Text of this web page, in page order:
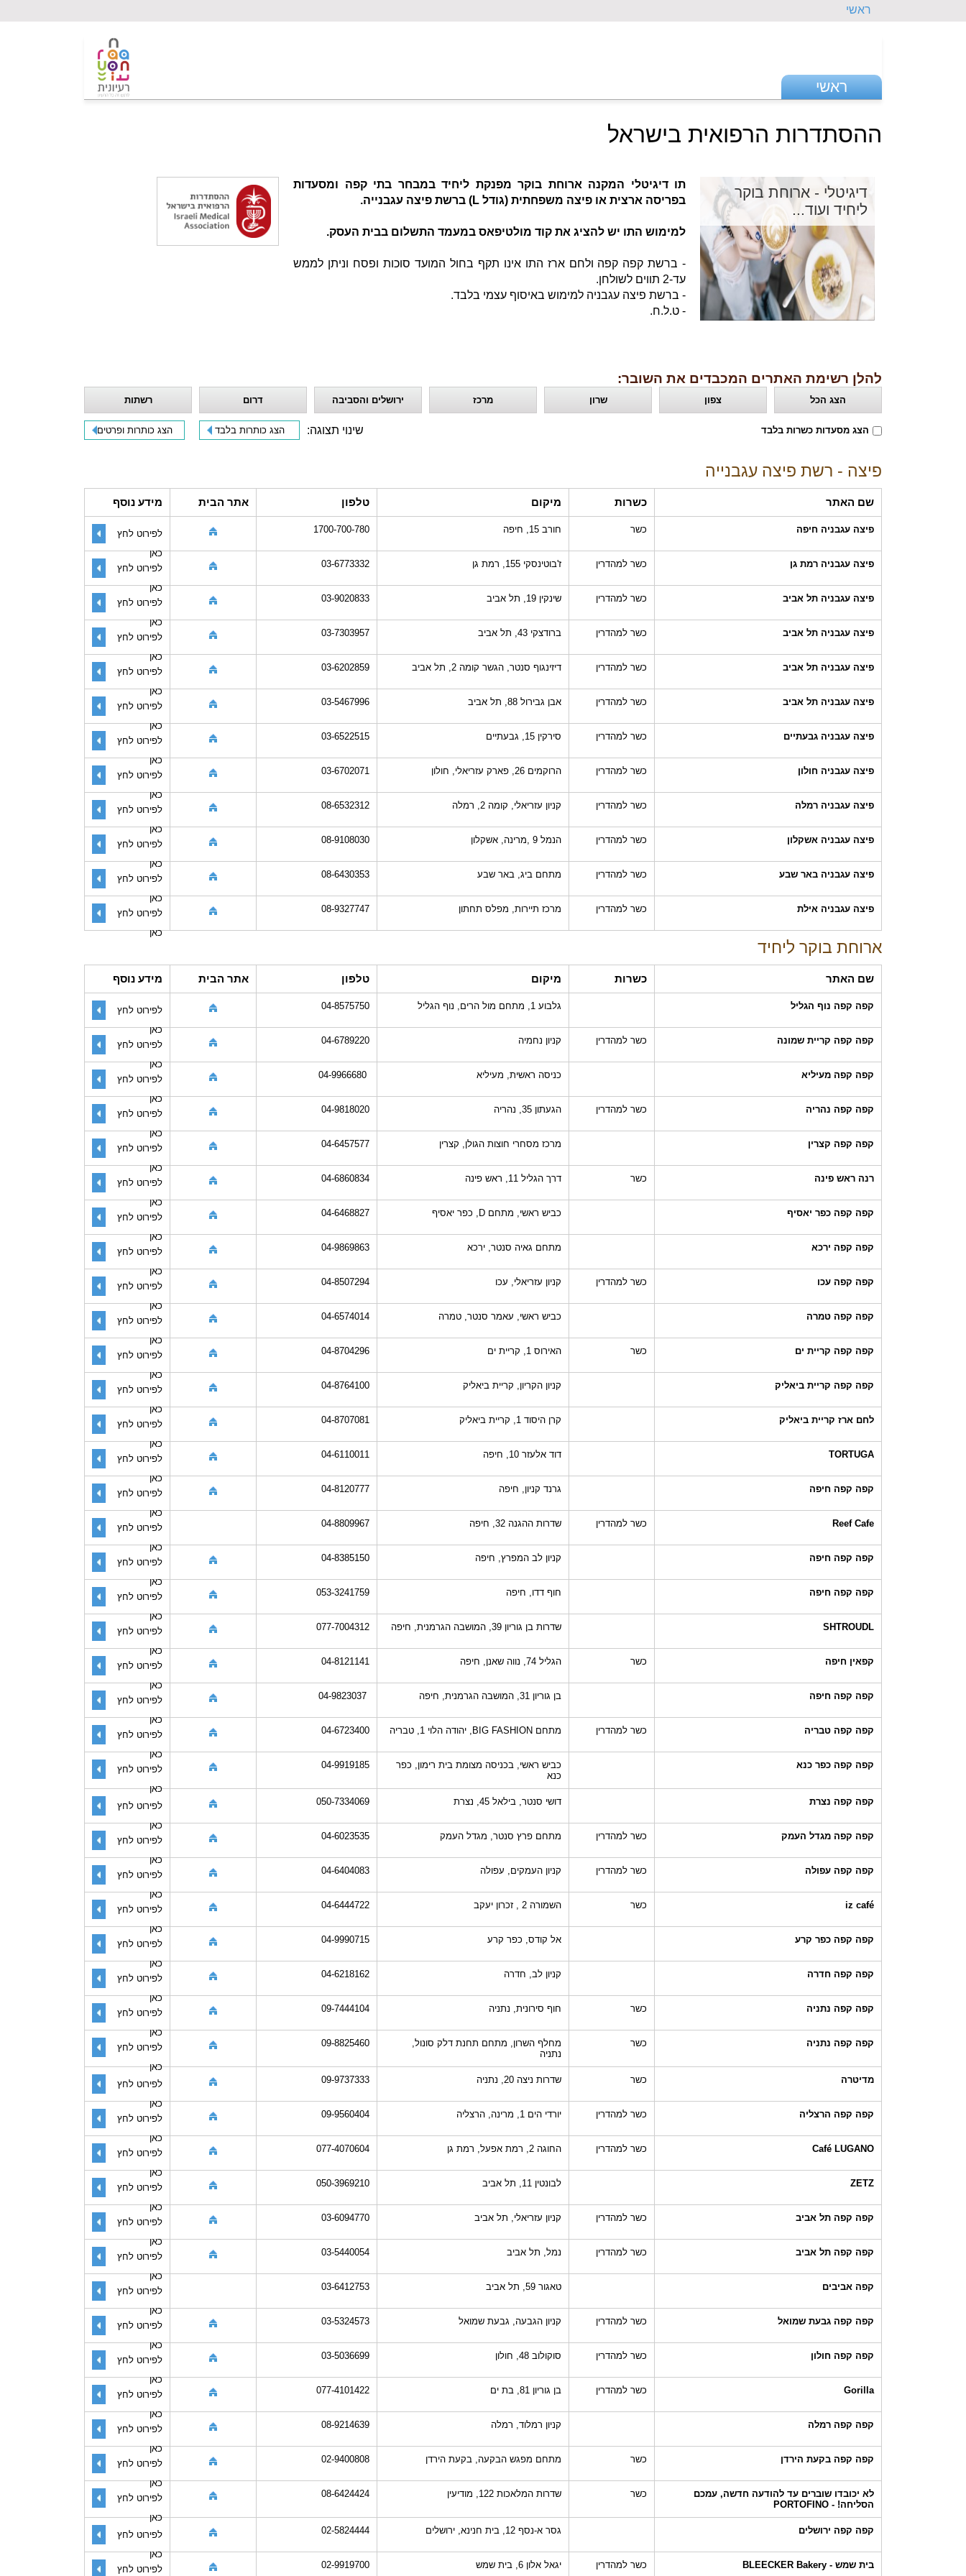
ראשי
ראשי
ההסתדרות הרפואית בישראל
דיגיטלי - ארוחת בוקר
ליחיד ועוד...
תו דיגיטלי המקנה ארוחת בוקר מפנקת ליחיד במבחר בתי קפה ומסעדות
בפריסה ארצית או פיצה משפחתית (גודל L) ברשת פיצה עגבנייה.
למימוש התו יש להציג את קוד מולטיפאס במעמד התשלום בבית העסק.
- ברשת קפה קפה ולחם ארז התו אינו תקף בחול המועד סוכות ופסח וניתן לממש
עד-2 תווים לשולחן.
- ברשת פיצה עגבניה למימוש באיסוף עצמי בלבד.
- ט.ל.ח.
להלן רשימת האתרים המכבדים את השובר:
הצג הכל צפון שרון מרכז ירושלים והסביבה דרום רשתות
הצג מסעדות כשרות בלבד שינוי תצוגה: הצג כותרות בלבד הצג כותרות ופרטים
פיצה - רשת פיצה עגבנייה
שם האתר כשרות מיקום טלפון אתר הבית מידע נוסף
פיצה עגבניה חיפה כשר חורב 15, חיפה 1700-700-780
לפירוט לחץ
כאן
פיצה עגבניה רמת גן
כשר למהדרין ז'בוטינסקי 155, רמת גן 03-6773332
לפירוט לחץ
כאן
פיצה עגבניה תל אביב
כשר למהדרין שינקין 19, תל אביב 03-9020833
לפירוט לחץ
כאן
פיצה עגבניה תל אביב
כשר למהדרין ברודצקי 43, תל אביב 03-7303957
לפירוט לחץ
כאן
פיצה עגבניה תל אביב
כשר למהדרין דיזינגוף סנטר, הגשר קומה 2, תל אביב 03-6202859
לפירוט לחץ
כאן
פיצה עגבניה תל אביב
כשר למהדרין אבן גבירול 88, תל אביב 03-5467996
לפירוט לחץ
כאן
פיצה עגבניה גבעתיים
כשר למהדרין סירקין 15, גבעתיים 03-6522515
לפירוט לחץ
כאן
פיצה עגבניה חולון
כשר למהדרין הרוקמים 26, פארק עזריאלי, חולון 03-6702071
לפירוט לחץ
כאן
פיצה עגבניה רמלה
כשר למהדרין קניון עזריאלי, קומה 2, רמלה 08-6532312
לפירוט לחץ
כאן
פיצה עגבניה אשקלון
כשר למהדרין הנמל 9 ,מרינה, אשקלון 08-9108030
לפירוט לחץ
כאן
פיצה עגבניה באר שבע
כשר למהדרין מתחם ביג, באר שבע 08-6430353
לפירוט לחץ
כאן
פיצה עגבניה אילת
כשר למהדרין מרכז תיירות, מפלס תחתון 08-9327747
לפירוט לחץ
כאן
ארוחת בוקר ליחיד
שם האתר כשרות מיקום טלפון אתר הבית מידע נוסף
קפה קפה נוף הגליל גלבוע 1, מתחם מול הרים, נוף הגליל 04-8575750
לפירוט לחץ
כאן
קפה קפה קריית שמונה
כשר למהדרין קניון נחמיה 04-6789220
לפירוט לחץ
כאן
קפה קפה מעיליא
כניסה ראשית, מעיליא
לפירוט לחץ
כאן
קפה קפה נהריה
כשר למהדרין הגעתון 35, נהריה 04-9818020
לפירוט לחץ
כאן
קפה קפה קצרין
מרכז מסחרי חוצות הגולן, קצרין 04-6457577
לפירוט לחץ
כאן
רנה ראש פינה
כשר דרך הגליל 11, ראש פינה 04-6860834
לפירוט לחץ
כאן
קפה קפה כפר יאסיף
כביש ראשי, מתחם D, כפר יאסיף 04-6468827
לפירוט לחץ
כאן
קפה קפה ירכא
מתחם גאיה סנטר, ירכא 04-9869863
לפירוט לחץ
כאן
קפה קפה עכו
כשר למהדרין קניון עזריאלי, עכו 04-8507294
לפירוט לחץ
כאן
קפה קפה טמרה
כביש ראשי, עאמר סנטר, טמרה 04-6574014
לפירוט לחץ
כאן
קפה קפה קריית ים
כשר האירוס 1, קריית ים 04-8704296
לפירוט לחץ
כאן
קפה קפה קריית ביאליק
קניון הקריון, קריית ביאליק 04-8764100
לפירוט לחץ
כאן
לחם ארז קריית ביאליק
קרן היסוד 1, קריית ביאליק 04-8707081
לפירוט לחץ
כאן
TORTUGA
דוד אלעזר 10, חיפה 04-6110011
לפירוט לחץ
כאן
קפה קפה חיפה
גרנד קניון, חיפה 04-8120777
לפירוט לחץ
כאן
Reef Cafe
כשר למהדרין שדרות ההגנה 32, חיפה 04-8809967
לפירוט לחץ
כאן
קפה קפה חיפה
קניון לב המפרץ, חיפה 04-8385150
לפירוט לחץ
כאן
קפה קפה חיפה
חוף דדו, חיפה 053-3241759
לפירוט לחץ
כאן
SHTROUDL
שדרות בן גוריון 39, המושבה הגרמנית, חיפה 077-7004312
לפירוט לחץ
כאן
קפאין חיפה
כשר הגליל 74, נווה שאנן, חיפה 04-8121141
לפירוט לחץ
כאן
קפה קפה חיפה
בן גוריון 31, המושבה הגרמנית, חיפה
לפירוט לחץ
כאן
קפה קפה טבריה
כשר למהדרין מתחם BIG FASHION, יהודה הלוי 1, טבריה 04-6723400
לפירוט לחץ
כאן
קפה קפה כפר כנא
כביש ראשי, בכניסה מצומת בית רימון, כפר
כנא
04-9919185
לפירוט לחץ
כאן
קפה קפה נצרת
דושי סנטר, בילאל 45, נצרת 050-7334069
לפירוט לחץ
כאן
קפה קפה מגדל העמק
כשר למהדרין מתחם פרץ סנטר, מגדל העמק 04-6023535
לפירוט לחץ
כאן
קפה קפה עפולה
כשר למהדרין קניון העמקים, עפולה 04-6404083
לפירוט לחץ
כאן
iz café
כשר השמורה 2 , זכרון יעקב 04-6444722
לפירוט לחץ
כאן
קפה קפה כפר קרע
אל קודס, כפר קרע 04-9990715
לפירוט לחץ
כאן
קפה קפה חדרה
קניון לב, חדרה 04-6218162
לפירוט לחץ
כאן
קפה קפה נתניה
כשר חוף סירונית, נתניה 09-7444104
לפירוט לחץ
כאן
קפה קפה נתניה
כשר
מחלף השרון, מתחם תחנת דלק סונול,
נתניה
09-8825460
לפירוט לחץ
כאן
מדיטרה
כשר שדרות ניצה 20, נתניה 09-9737333
לפירוט לחץ
כאן
קפה קפה הרצליה
כשר למהדרין יורדי הים 1, מרינה, הרצליה 09-9560404
לפירוט לחץ
כאן
Café LUGANO
כשר למהדרין החוגה 2, רמת אפעל, רמת גן 077-4070604
לפירוט לחץ
כאן
ZETZ
לבונטין 11, תל אביב 050-3969210
לפירוט לחץ
כאן
קפה קפה תל אביב
כשר למהדרין קניון עזריאלי, תל אביב 03-6094770
לפירוט לחץ
כאן
קפה קפה תל אביב
כשר למהדרין נמל, תל אביב 03-5440054
לפירוט לחץ
כאן
קפה אביבים
טאגור 59, תל אביב 03-6412753
לפירוט לחץ
כאן
קפה קפה גבעת שמואל
כשר למהדרין קניון הגבעה, גבעת שמואל 03-5324573
לפירוט לחץ
כאן
קפה קפה חולון
כשר למהדרין סוקולוב 48, חולון 03-5036699
לפירוט לחץ
כאן
Gorilla
כשר למהדרין בן גוריון 81, בת ים 077-4101422
לפירוט לחץ
כאן
קפה קפה רמלה
קניון רמלוד, רמלה 08-9214639
לפירוט לחץ
כאן
קפה קפה בקעת הירדן
כשר מתחם מפגש הבקעה, בקעת הירדן 02-9400808
לפירוט לחץ
כאן
לא יכובדו שוברים עד להודעה חדשה, עמכם
הסליחה! - PORTOFINO
כשר שדרות המלאכות 122, מודיעין 08-6424424
לפירוט לחץ
כאן
קפה קפה ירושלים
גסר א-נסף 12, בית חנינא, ירושלים 02-5824444
לפירוט לחץ
כאן
בית שמש - BLEECKER Bakery
כשר למהדרין יגאל אלון 6, בית שמש 02-9919700 לפירוט לחץ